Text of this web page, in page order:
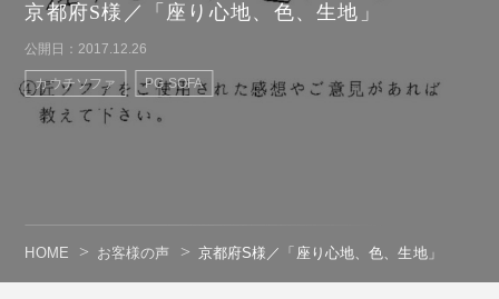
京都府S様／「座り心地、色、生地」
公開日：2017.12.26
カウチソファ PG SOFA
HOME お客様の声 京都府S様／「座り心地、色、生地」